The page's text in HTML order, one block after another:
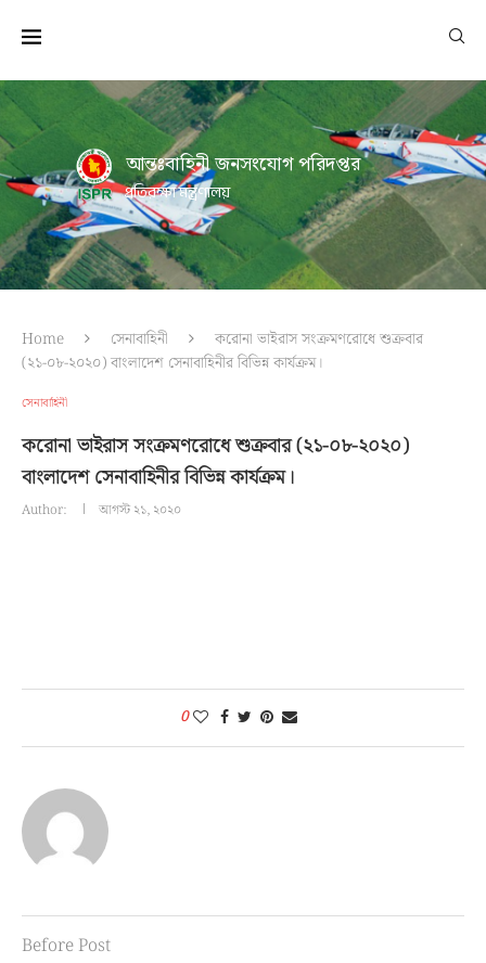
আন্তঃবাহিনী জনসংযোগ পরিদপ্তর
প্রতিরক্ষা মন্ত্রণালয়
Home সেনাবাহিনী
করোনা ভাইরাস সংক্রমণরোধে শুক্রবার
(২১-০৮-২০২০) বাংলাদেশ সেনাবাহিনীর বিভিন্ন কার্যক্রম।
সেনাবাহিনী
করোনা ভাইরাস সংক্রমণরোধে শুক্রবার (২১-০৮-২০২০)
বাংলাদেশ সেনাবাহিনীর বিভিন্ন কার্যক্রম।
Author: আগস্ট ২১, ২০২০
0
Before Post